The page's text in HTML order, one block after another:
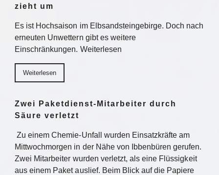
zieht um
Es ist Hochsaison im Elbsandsteingebirge. Doch nach
erneuten Unwettern gibt es weitere
Einschränkungen. Weiterlesen
Weiterlesen
Zwei Paketdienst-Mitarbeiter durch
Säure verletzt
Zu einem Chemie-Unfall wurden Einsatzkräfte am
Mittwochmorgen in der Nähe von Ibbenbüren gerufen.
Zwei Mitarbeiter wurden verletzt, als eine Flüssigkeit
aus einem Paket auslief. Beim Blick auf die Papiere